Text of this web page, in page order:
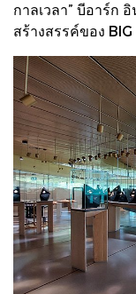
กาลเวลา” บีอาร์ก
สร้างสรรค์ของ BIG